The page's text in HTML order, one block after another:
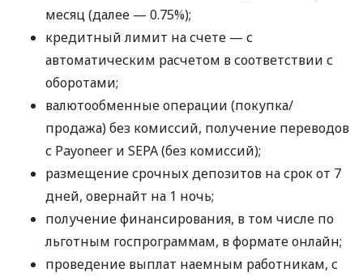
месяц (далее — 0.75%);
кредитный лимит на счете — с
автоматическим расчетом в соответствии с
оборотами;
валютообменные операции (покупка/
продажа) без комиссий, получение переводов
с Payoneer и SEPA (без комиссий);
размещение срочных депозитов на срок от 7
дней, овернайт на 1 ночь;
получение финансирования, в том числе по
льготным госпрограммам, в формате онлайн;
проведение выплат наемным работникам, с